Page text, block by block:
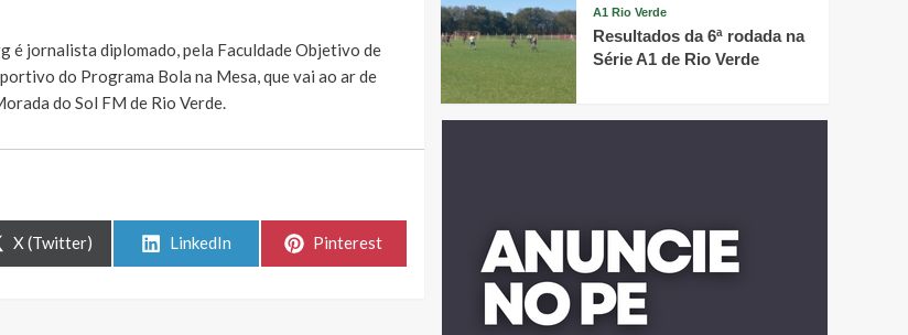
é jornalista diplomado, pela Faculdade Objetivo de
do Programa Bola na Mesa, que vai ao ar de
do Sol FM de Rio Verde.
Share
on
X (Twitter)
Share
LinkedIn
Share
Pinterest
A1 Rio Verde
Resultados da 6ª rodada na
Série A1 de Rio Verde